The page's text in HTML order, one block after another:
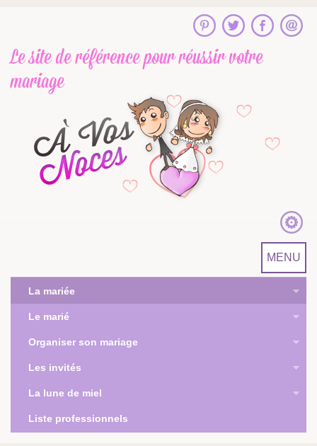
Le site de référencepour réussir votre
mariage
MENU
La mariée
Le marié
Organiser son mariage
Les invités
La lune de miel
Liste professionnels